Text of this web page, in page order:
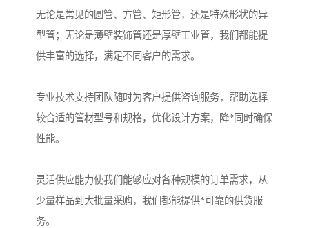
无论是常见的圆管、方管、矩形管，还是特殊形状的异
型管；无论是薄壁装饰管还是厚壁工业管，我们都能提
供丰富的选择，满足不同客户的需求。
专业技术支持团队随时为客户提供咨询服务，帮助选择
较合适的管材型号和规格，优化设计方案，降*同时确保
性能。
灵活供应能力使我们能够应对各种规模的订单需求，从
少量样品到大批量采购，我们都能提供*可靠的供货服
务。